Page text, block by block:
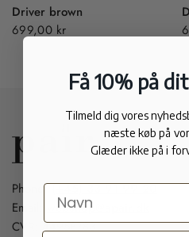
Driver brown
699,00 kr
Phone:(+45) 33 91 99 20
Email:
webshop@apair.dk
CVR: 44958783
Få 10% på
Tilmeld dig vores
næste køb på
Glæder ikke på i